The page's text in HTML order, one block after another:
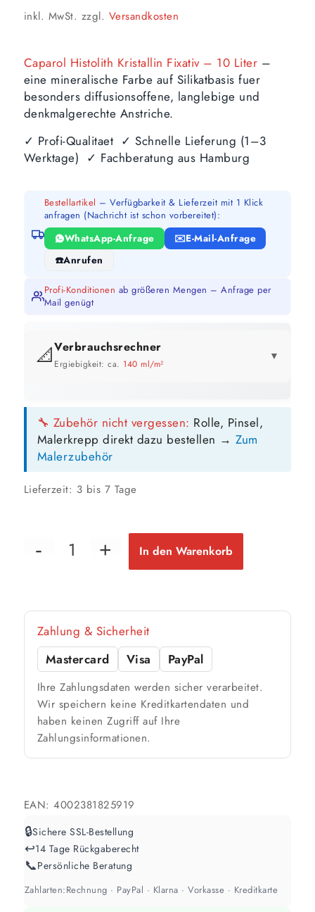
inkl. MwSt. zzgl. Versandkosten
Caparol Histolith Kristallin Fixativ – 10 Liter –
eine mineralische Farbe auf Silikatbasis fuer
besonders diffusionsoffene, langlebige und
denkmalgerechte Anstriche.
✓ Profi-Qualitaet ✓ Schnelle Lieferung (1–3
Werktage) ✓ Fachberatung aus Hamburg
Bestellartikel – Verfügbarkeit & Lieferzeit mit 1 Klick
anfragen (Nachricht ist schon vorbereitet):
WhatsApp-Anfrage
E-Mail-Anfrage
Anrufen
Profi-Konditionen ab größeren Mengen – Anfrage per
Mail genügt
📐Verbrauchsrechner
Ergiebigkeit: ca. 140 ml/m²
▼
10 Liter
71 m²
Farbig / dunkel
2 Anstriche empfohlen
Weiß / hell
1 Anstrich reicht meist
Werte sind Richtwerte und können je nach Untergrund und Werkzeug
🔧 Zubehör nicht vergessen: Rolle, Pinsel,
Malerkrepp direkt dazu bestellen →Zum
Malerzubehör
Lieferzeit: 3 bis 7 Tage
In den Warenkorb
Zahlung & Sicherheit
Mastercard
Visa PayPal
Ihre Zahlungsdaten werden sicher verarbeitet.
Wir speichern keine Kreditkartendaten und
haben keinen Zugriff auf Ihre
Zahlungsinformationen.
EAN:4002381825919
🔒Sichere SSL-Bestellung
↩️14 Tage Rückgaberecht
📞Persönliche Beratung
Zahlarten:Rechnung · PayPal · Klarna · Vorkasse · Kreditkarte